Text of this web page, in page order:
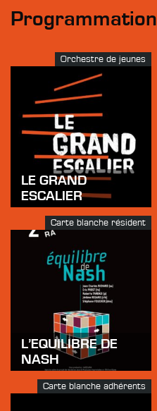
Programmation
Orchestre de jeunes
LE GRAND
ESCALIER
Carte blanche résident
L’EQUILIBRE DE
NASH
Carte blanche adhérents